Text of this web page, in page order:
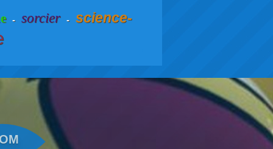
- sorcier - science-